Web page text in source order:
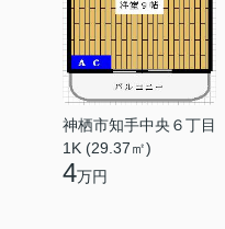
神栖市知手中央６丁目
1K (29.37㎡)
4万円